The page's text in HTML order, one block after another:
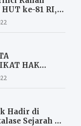
ke-81 RI,
HAK
Hadir di
Sejarah di